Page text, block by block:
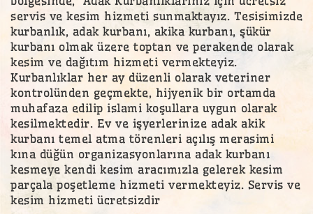
servis ve kesim hizmeti sunmaktayız. Tesisimizde
kurbanlık, adak kurbanı, akika kurbanı, şükür
kurbanı olmak üzere toptan ve perakende olarak
kesim ve dağıtım hizmeti vermekteyiz.
Kurbanlıklar her ay düzenli olarak veteriner
kontrolünden geçmekte, hijyenik bir ortamda
muhafaza edilip islami koşullara uygun olarak
kesilmektedir. Ev ve işyerlerinize adak akik
kurbanı temel atma törenleri açılış merasimi
kına düğün organizasyonlarına adak kurbanı
kesmeye kendi kesim aracımızla gelerek kesim
parçala poşetleme hizmeti vermekteyiz. Servis ve
kesim hizmeti ücretsizdir